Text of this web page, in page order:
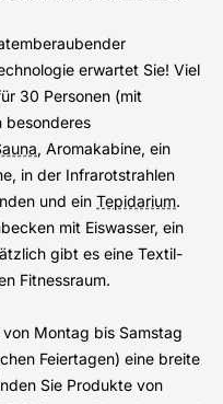
erwartet Sie! Viel
30 Personen (mit
besonderes
, Aromakabine, ein
in der Infrarotstrahlen
und ein Tepidarium.
mit Eiswasser, ein
gibt es eine Textil-
Fitnessraum.
Montag bis Samstag
Feiertagen) eine breite
Sie Produkte von